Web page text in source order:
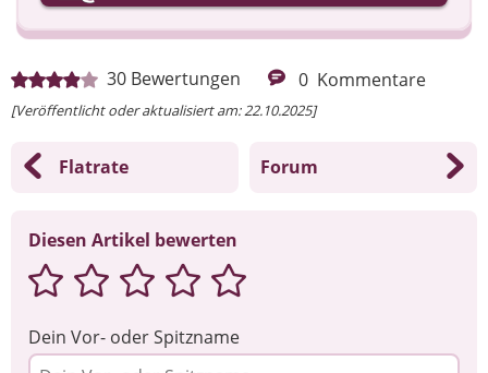
30 Bewertungen 0 Kommentare
[Veröffentlicht oder aktualisiert am: 22.10.2025]
Flatrate Forum
Diesen Artikel bewerten
Dein Vor- oder Spitzname
Ihre Nachricht